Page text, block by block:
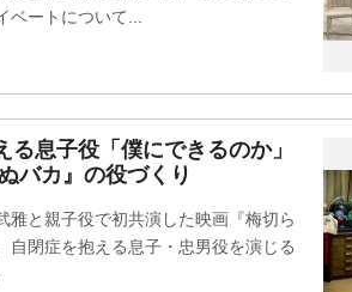
ートについて...
息子役「僕にできるのか」
バカ』の役づくり
雅と親子役で初共演した映画『梅切ら
自閉症を抱える息子・忠男役を演じる